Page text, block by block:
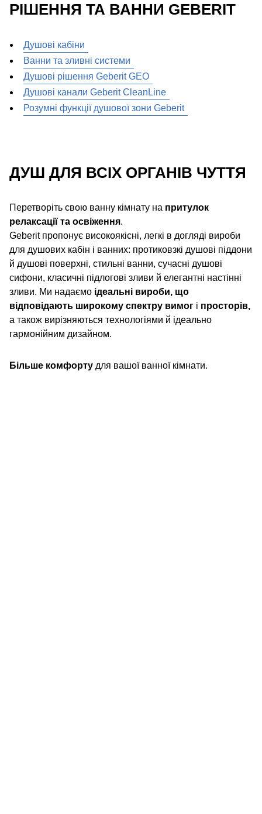
РІШЕННЯ ТА ВАННИ GEBERIT
Душові кабіни
Ванни та зливні системи
Душові рішення Geberit GEO
Душові канали Geberit CleanLine
Розумні функції душової зони Geberit
ДУШ ДЛЯ ВСІХ ОРГАНІВ ЧУТТЯ
Перетворіть свою ванну кімнату на притулок
релаксації та освіження.
Geberit пропонує високоякісні, легкі в догляді вироби
для душових кабін і ванних: протиковзкі душові піддони
й душові поверхні, стильні ванни, сучасні душові
сифони, класичні підлогові зливи й елегантні настінні
зливи. Ми надаємо ідеальні вироби, що
відповідають широкому спектру вимог і просторів,
а також вирізняються технологіями й ідеально
гармонійним дизайном.
Більше комфорту для вашої ванної кімнати.